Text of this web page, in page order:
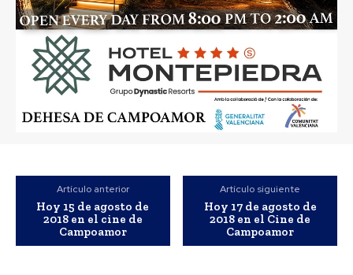
Artículo anterior
Hoy 15 de agosto de
2018 en el cine de
Campoamor
Artículo siguiente
Hoy 17 de agosto de
2018 en el Cine de
Campoamor